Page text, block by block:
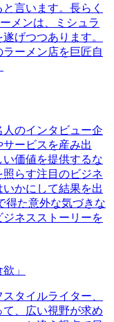
言います。長らく
メンは、ミシュラ
げつつあります。
ーメン店を巨匠自
のインタビュー企
ービスを産み出
価値を提供するな
らす注目のビジネ
かにして結果を出
得た意外な気づきな
ネスストーリーを
」
タイルライター、
、広い視野が求め